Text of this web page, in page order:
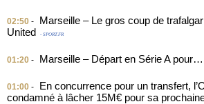
02:50 -
Marseille – Le gros coup de
United
- SPORT.FR
01:20 - Marseille – Départ en Série A pour…
01:00 -
En concurrence pour un transfert,
condamné à lâcher 15M€ pour sa